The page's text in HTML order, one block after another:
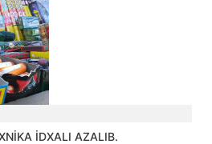
İDXALI AZALIB.